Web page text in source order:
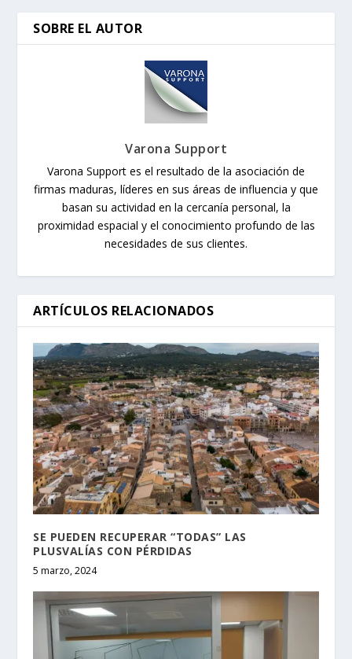
SOBRE EL AUTOR
Varona Support
Varona Support es el resultado de la asociación de
firmas maduras, líderes en sus áreas de influencia y que
basan su actividad en la cercanía personal, la
proximidad espacial y el conocimiento profundo de las
necesidades de sus clientes.
ARTÍCULOS RELACIONADOS
SE PUEDEN RECUPERAR “TODAS” LAS
PLUSVALÍAS CON PÉRDIDAS
5 marzo, 2024